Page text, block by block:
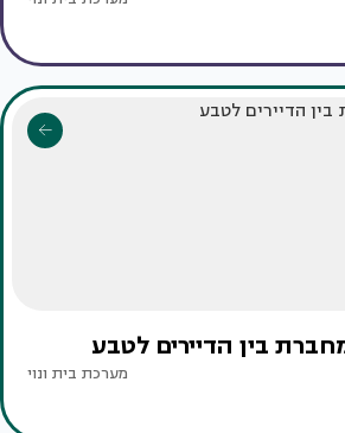
בין הדיירים לטבע
מערכת בית ונוי